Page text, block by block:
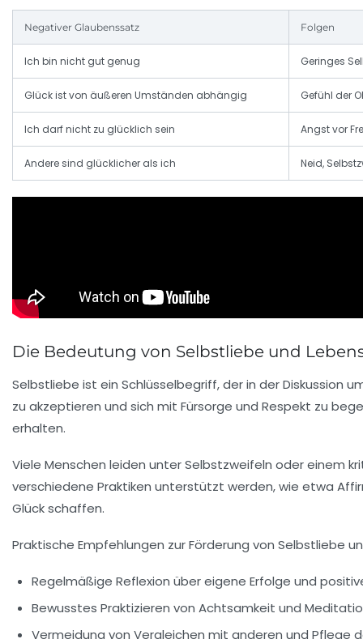
Negativer Glaubenssatz Folgen
Ich bin nicht gut genug Geringes
Glück ist von äußeren Umständen abhängig Gefühl der
Ich darf nicht zu glücklich sein Angst vor
Andere sind glücklicher als ich Neid,
Die Bedeutung von Selbstliebe und
Selbstliebe ist ein Schlüsselbegriff, der in der Diskussion
zu akzeptieren und sich mit Fürsorge und Respekt zu
erhalten.
Viele Menschen leiden unter Selbstzweifeln oder einem
verschiedene Praktiken unterstützt werden, wie etwa
Glück schaffen.
Praktische Empfehlungen zur Förderung von Selbstliebe
Regelmäßige Reflexion über eigene Erfolge und
Bewusstes Praktizieren von Achtsamkeit und
Vermeidung von Vergleichen mit anderen und Pflege